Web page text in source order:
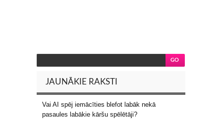
JAUNĀKIE RAKSTI
Vai AI spēj iemācīties blefot labāk nekā
pasaules labākie kāršu spēlētāji?